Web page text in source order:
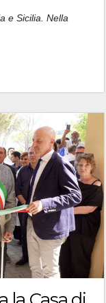
e Sicilia. Nella